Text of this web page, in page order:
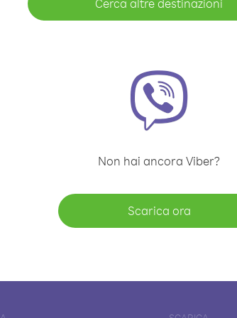
Cerca altre destinazioni
Non hai ancora Viber?
Scarica ora